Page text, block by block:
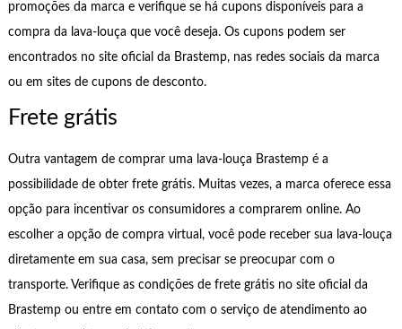
promoções da marca e verifique se há cupons disponíveis para a
compra da lava-louça que você deseja. Os cupons podem ser
encontrados no site oficial da Brastemp, nas redes sociais da marca
ou em sites de cupons de desconto.
Frete grátis
Outra vantagem de comprar uma lava-louça Brastemp é a
possibilidade de obter frete grátis. Muitas vezes, a marca oferece essa
opção para incentivar os consumidores a comprarem online. Ao
escolher a opção de compra virtual, você pode receber sua lava-louça
diretamente em sua casa, sem precisar se preocupar com o
transporte. Verifique as condições de frete grátis no site oficial da
Brastemp ou entre em contato com o serviço de atendimento ao